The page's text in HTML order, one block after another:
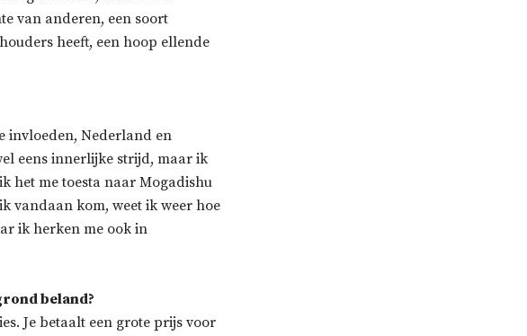
van anderen, een soort
heeft, een hoop ellende
invloeden, Nederland en
eens innerlijke strijd, maar ik
het me toesta naar Mogadishu
vandaan kom, weet ik weer hoe
ik herken me ook in
beland?
Je betaalt een grote prijs voor